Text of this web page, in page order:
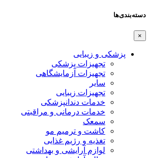
دسته‌بندی‌ها
×
پزشکی و زیبایی
تجهیزات پزشکی
تجهیزات آزمایشگاهی
سایر
تجهیزات زیبایی
خدمات دندانپزشکی
خدمات درمانی و مراقبتی
سمعک
کاشت و ترمیم مو
تغذیه و رژیم غذایی
لوازم آرایشی و بهداشتی